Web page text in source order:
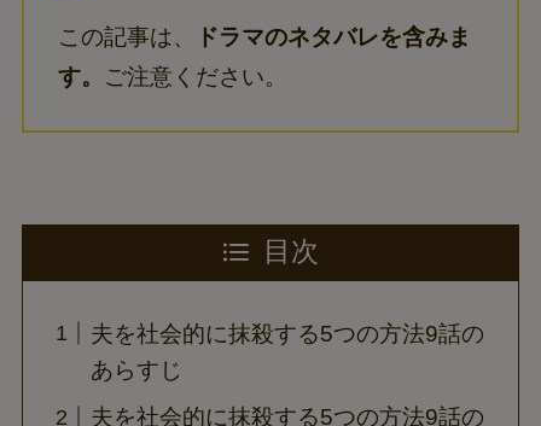
この記事は、
ドラマのネタバレを含みま
す。 ご注意ください。
目次
夫を社会的に抹殺する5つの方法9話の
あらすじ
夫を社会的に抹殺する5つの方法9話の